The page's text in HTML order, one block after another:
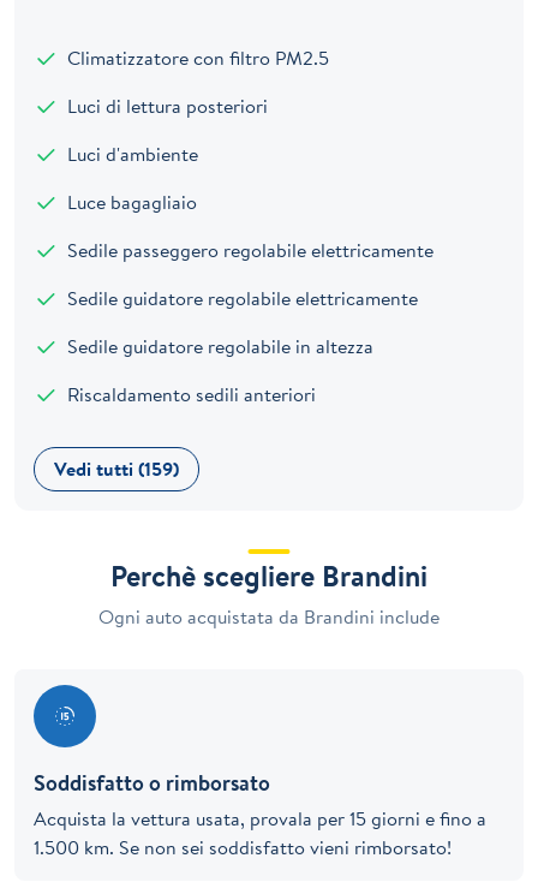
Climatizzatore con filtro PM2.5
Luci di lettura posteriori
Luci d'ambiente
Luce bagagliaio
Sedile passeggero regolabile elettricamente
Sedile guidatore regolabile elettricamente
Sedile guidatore regolabile in altezza
Riscaldamento sedili anteriori
Vedi tutti (159)
Perchè scegliere Brandini
Ogni auto acquistata da Brandini include
Soddisfatto o rimborsato
Acquista la vettura usata, provala per 15 giorni e fino a
1.500 km. Se non sei soddisfatto vieni rimborsato!